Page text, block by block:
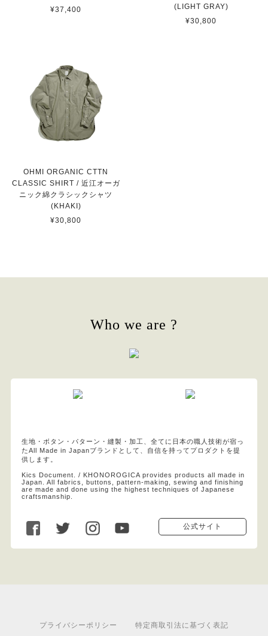
¥37,400
(LIGHT GRAY)
¥30,800
OHMI ORGANIC CTTN
CLASSIC SHIRT / 近江オーガ
ニック綿クラシックシャツ
(KHAKI)
¥30,800
Who we are ?
生地・ボタン・パターン・縫製・加工、全てに日本の職人技術が宿っ
たAll Made in Japanブランドとして、自信を持ってプロダクトを提
供します。
Kics Document. / KHONOROGICA provides products all made in
Japan. All fabrics, buttons, pattern-making, sewing and finishing
are made and done using the highest techniques of Japanese
craftsmanship.
公式サイト
プライバシーポリシー 特定商取引法に基づく表記